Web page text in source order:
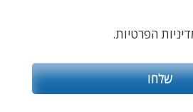
הפרטיות.